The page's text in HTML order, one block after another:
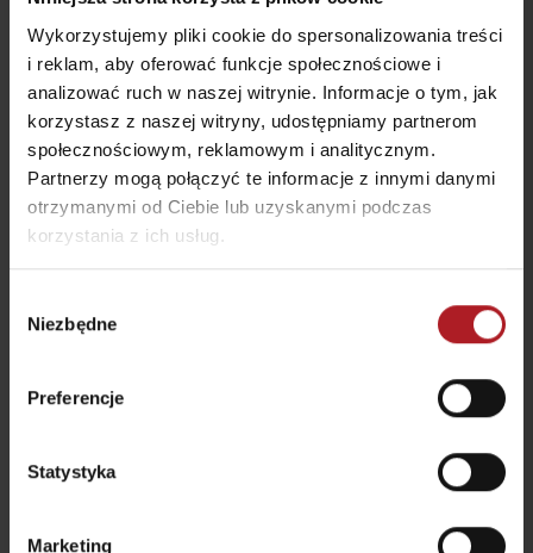
Wykorzystujemy pliki cookie do spersonalizowania treści
i reklam, aby oferować funkcje społecznościowe i
analizować ruch w naszej witrynie. Informacje o tym, jak
korzystasz z naszej witryny, udostępniamy partnerom
społecznościowym, reklamowym i analitycznym.
Partnerzy mogą połączyć te informacje z innymi danymi
otrzymanymi od Ciebie lub uzyskanymi podczas
korzystania z ich usług.
zgody
Niezbędne
Preferencje
Statystyka
Marketing
Restauracja Holiday
Village Tatralandia
Liptovský Mikuláš
Restauracja Bernard
Pub Maladinovo
Liptovský Mikuláš
Restauracja Pensjonat
Restauracja Hradná